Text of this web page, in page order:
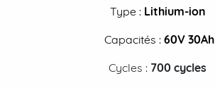
Type : Lithium-ion
Capacités : 60V 30Ah
Cycles : 700 cycles